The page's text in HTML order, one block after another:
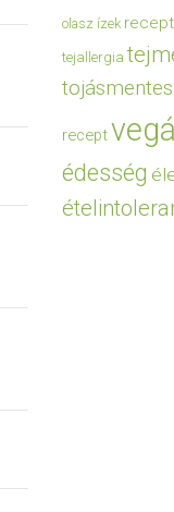
olasz ízek recept
tejallergia
tojásmentes
recept
édesség